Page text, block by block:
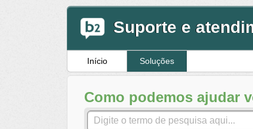
Suporte e
Início Soluções
Como podemos ajudar